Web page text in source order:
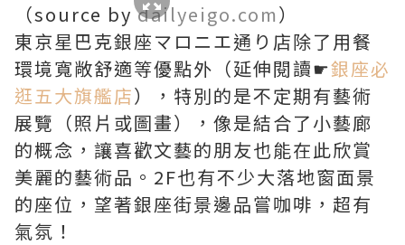
（source bydailyeigo.com）
東京星巴克銀座マロニエ通り店除了用餐
環境寬敞舒適等優點外（延伸閱讀☛銀座必
逛五大旗艦店），特別的是不定期有藝術
展覽（照片或圖畫），像是結合了小藝廊
的概念，讓喜歡文藝的朋友也能在此欣賞
美麗的藝術品。2F也有不少大落地窗面景
的座位，望著銀座街景邊品嘗咖啡，超有
氣氛！